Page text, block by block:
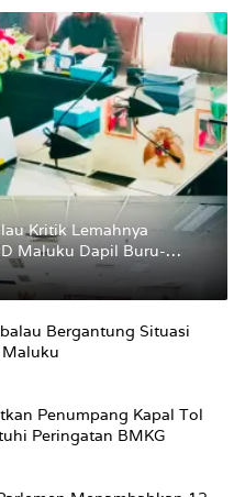
Kritik Lemahnya
Maluku Dapil Buru-
Perubahan Status
Bergantung Situasi
Maluku
Penumpang Kapal Tol
Peringatan BMKG